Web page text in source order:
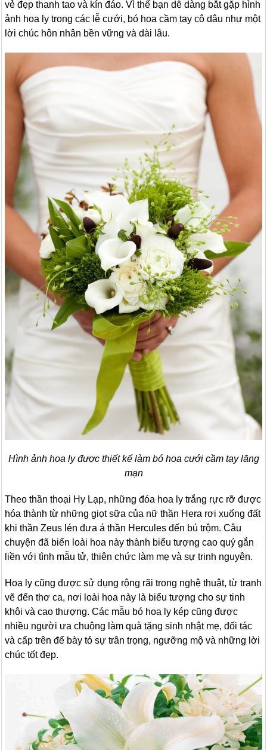
vẻ đẹp thanh tao và kín đáo. Vì thế bạn dễ dàng bắt gặp hình
ảnh hoa ly trong các lễ cưới, bó hoa cầm tay cô dâu như một
lời chúc hôn nhân bền vững và dài lâu.
Hình ảnh hoa ly được thiết kế làm bó hoa cưới cầm tay lãng
mạn
Theo thần thoại Hy Lạp, những đóa hoa ly trắng rực rỡ được
hóa thành từ những giọt sữa của nữ thần Hera rơi xuống đất
khi thần Zeus lén đưa á thần Hercules đến bú trộm. Câu
chuyện đã biến loài hoa này thành biểu tượng cao quý gắn
liền với tình mẫu tử, thiên chức làm mẹ và sự trinh nguyên.
Hoa ly cũng được sử dụng rộng rãi trong nghệ thuật, từ tranh
vẽ đến thơ ca, nơi loài hoa này là biểu tượng cho sự tinh
khôi và cao thượng. Các mẫu bó hoa ly kép cũng được
nhiều người ưa chuộng làm quà tặng sinh nhật mẹ, đối tác
và cấp trên để bày tỏ sự trân trọng, ngưỡng mộ và những lời
chúc tốt đẹp.